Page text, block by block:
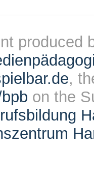
produced
,
on the